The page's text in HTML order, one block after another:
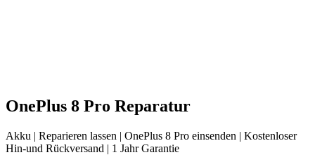
OnePlus 8 Pro Reparatur
Akku | Reparieren lassen | OnePlus 8 Pro einsenden | Kostenloser
Hin-und Rückversand | 1 Jahr Garantie